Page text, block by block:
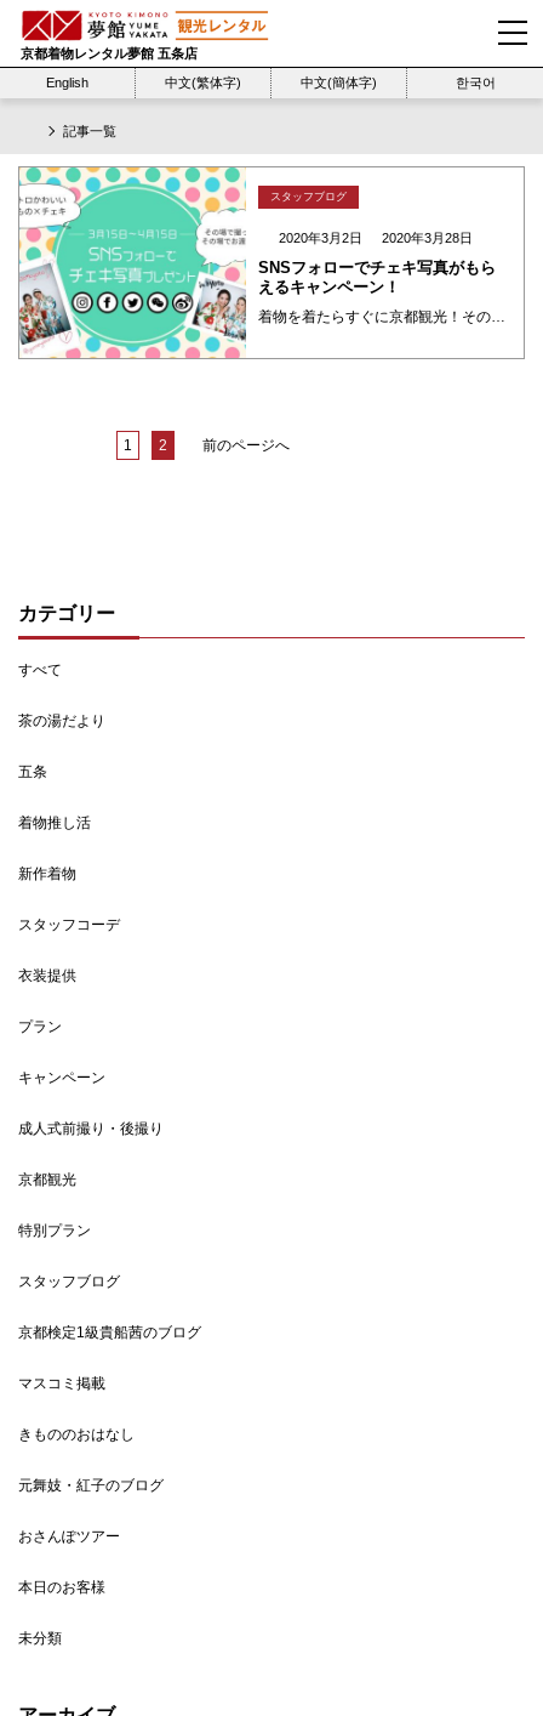
京都着物レンタル夢館 五条店
English 中文(繁体字) 中文(簡体字) 한국어
記事一覧
カテゴリー
すべて
茶の湯だより
五条
着物推し活
新作着物
スタッフコーデ
衣装提供
プラン
キャンペーン
成人式前撮り・後撮り
京都観光
特別プラン
スタッフブログ
京都検定1級貴船茜のブログ
マスコミ掲載
きもののおはなし
元舞妓・紅子のブログ
おさんぽツアー
本日のお客様
未分類
スタッフブログ
2020年3月2日 2020年3月28日
SNSフォローでチェキ写真がもら
えるキャンペーン！
着物を着たらすぐに京都観光！その前に、夢館でチェキ撮影はいかがですか？ 夢館のSNSをフォローして、レトロでかわいい「チェキ」写真がもらえるキャンペーンを開催します！京都旅行の記念におすすめです☆彡 期間：2020年3月 ・・・
前のページへ
1 2